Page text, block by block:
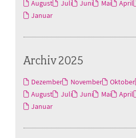
August Juli Juni Mai April
Januar
Archiv 2025
Dezember November Oktober
August
Juli Juni Mai April
Januar